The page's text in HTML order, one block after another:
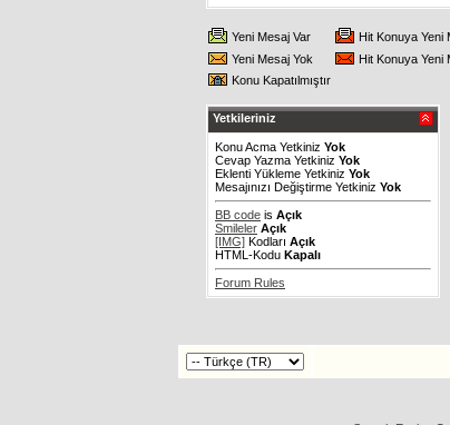
Yeni Mesaj Var
Hit Konuya Yeni
Yeni Mesaj Yok
Hit Konuya Yeni
Konu Kapatılmıştır
Yetkileriniz
Konu Acma Yetkiniz Yok
Cevap Yazma Yetkiniz Yok
Eklenti Yükleme Yetkiniz Yok
Mesajınızı Değiştirme Yetkiniz Yok
BB code is Açık
Smileler Açık
[IMG] Kodları Açık
HTML-Kodu Kapalı
Forum Rules